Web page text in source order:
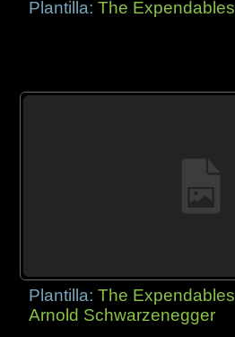
Plantilla:The Expendables
Plantilla:The Expendables
Arnold Schwarzenegger